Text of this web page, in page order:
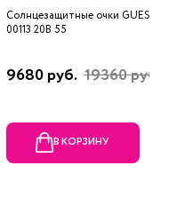
Солнцезащитные очки GUESS
00113 20B 55
9680 руб. 19360 руб.
В КОРЗИНУ